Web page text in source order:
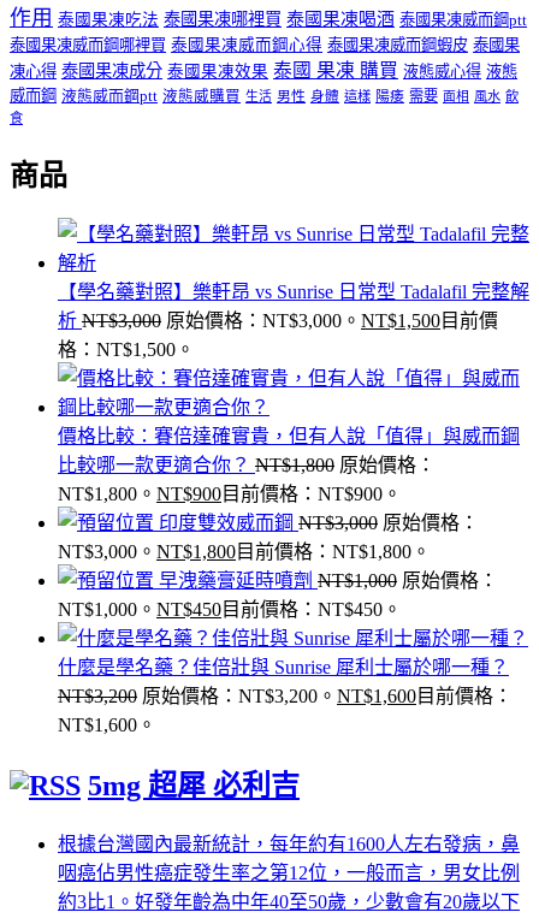
作用 泰國果凍吃法 泰國果凍哪裡買 泰國果凍喝酒 泰國果凍威而鋼ptt
泰國果凍威而鋼哪裡買 泰國果凍威而鋼心得 泰國果凍威而鋼蝦皮 泰國果
凍心得 泰國果凍成分 泰國果凍效果 泰國 果凍 購買 液態威心得 液態
威而鋼 液態威而鋼ptt 液態威購買 生活 男性 身體 這樣 陽痿 需要 面相 風水 飲
食
商品
【學名藥對照】樂軒昂 vs Sunrise 日常型 Tadalafil 完整解
析 NT$3,000 原始價格：NT$3,000。 NT$1,500目前價
格：NT$1,500。
價格比較：賽倍達確實貴，但有人說「值得」與威而鋼
比較哪一款更適合你？ NT$1,800 原始價格：
NT$1,800。 NT$900目前價格：NT$900。
印度雙效威而鋼 NT$3,000 原始價格：
NT$3,000。 NT$1,800目前價格：NT$1,800。
早洩藥膏延時噴劑 NT$1,000 原始價格：
NT$1,000。 NT$450目前價格：NT$450。
什麼是學名藥？佳倍壯與 Sunrise 犀利士屬於哪一種？
NT$3,200 原始價格：NT$3,200。 NT$1,600目前價格：
NT$1,600。
5mg 超犀 必利吉
根據台灣國內最新統計，每年約有1600人左右發病，鼻
咽癌佔男性癌症發生率之第12位，一般而言，男女比例
約3比1。好發年齡為中年40至50歲，少數會有20歲以下